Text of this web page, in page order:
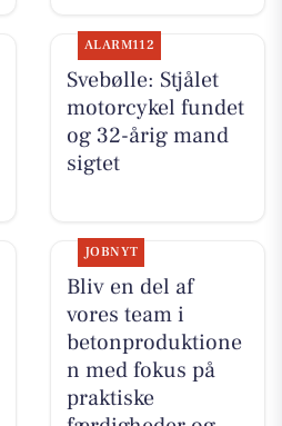
ALARM112
Svebølle: Stjålet
motorcykel fundet
og 32-årig mand
sigtet
JOBNYT
Bliv en del af
vores team i
betonproduktione
n med fokus på
praktiske